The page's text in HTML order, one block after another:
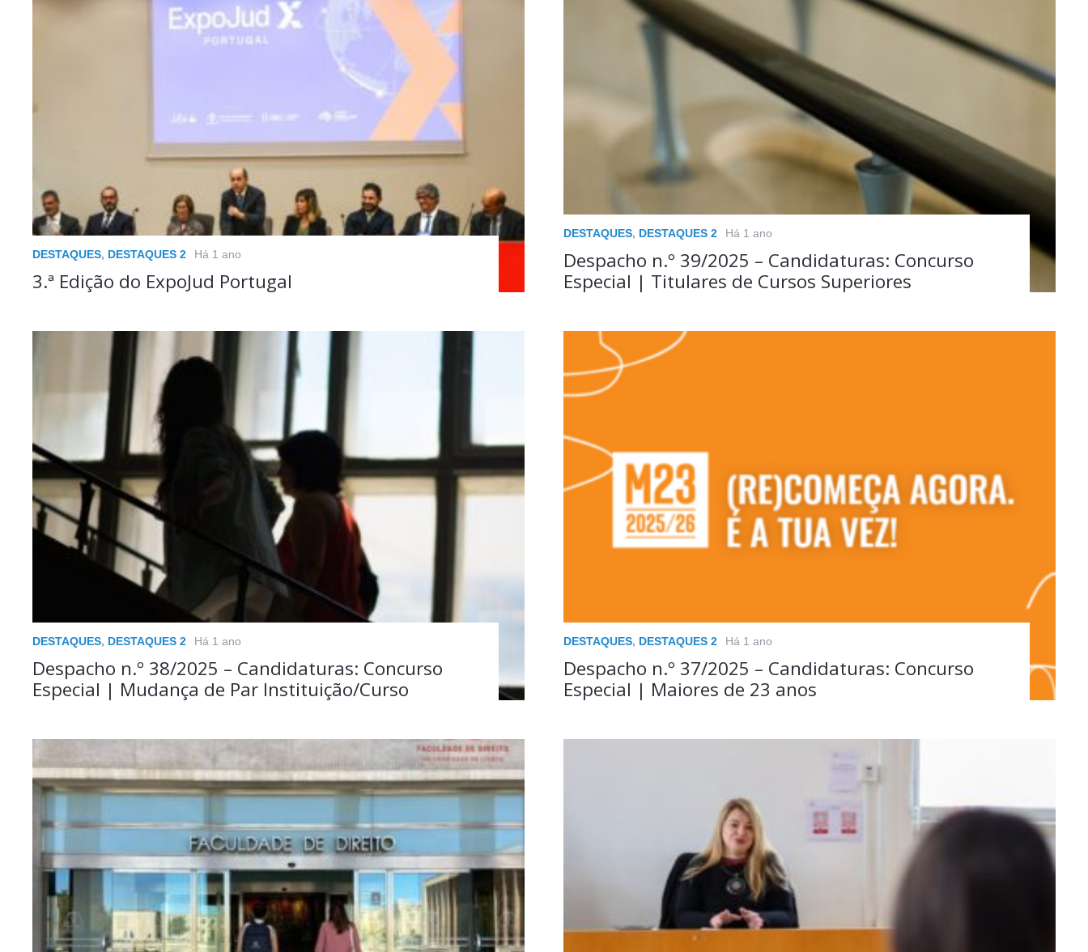
DESTAQUES, DESTAQUES 2 Há 1 ano
3.ª Edição do ExpoJud Portugal
DESTAQUES, DESTAQUES 2 Há 1 ano
Despacho n.º 39/2025 – Candidaturas: Concurso
Especial | Titulares de Cursos Superiores
DESTAQUES, DESTAQUES 2 Há 1 ano
Despacho n.º 38/2025 – Candidaturas: Concurso
Especial | Mudança de Par Instituição/Curso
DESTAQUES, DESTAQUES 2 Há 1 ano
Despacho n.º 37/2025 – Candidaturas: Concurso
Especial | Maiores de 23 anos